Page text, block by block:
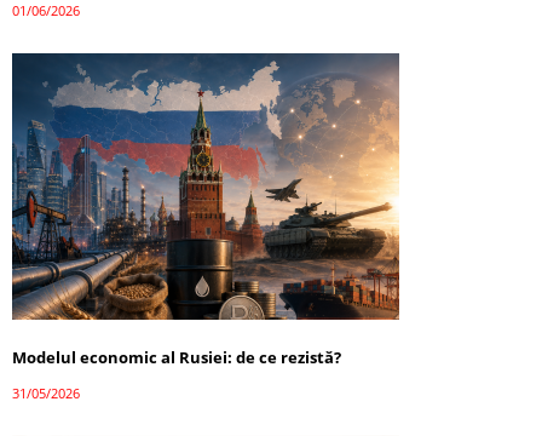
01/06/2026
Modelul economic al Rusiei: de ce rezistă?
31/05/2026